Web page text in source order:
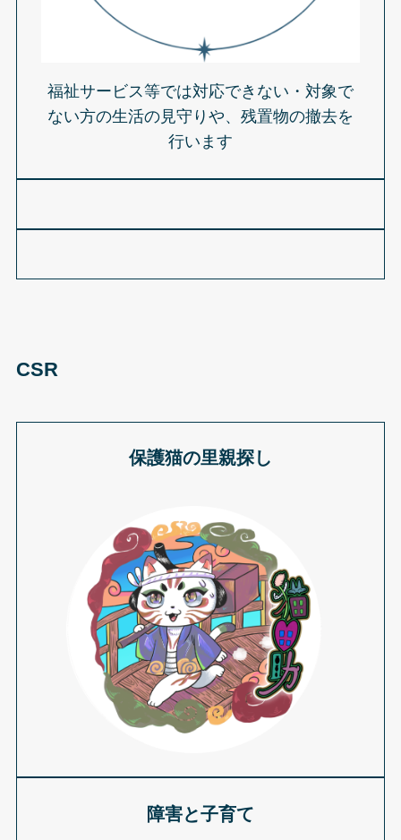
福祉サービス等では対応できない・対象で
ない方の生活の見守りや、残置物の撤去を
行います
CSR
保護猫の里親探し
障害と子育て